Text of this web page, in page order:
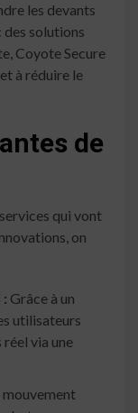
les devants
des solutions
Coyote Secure
à réduire le
de
qui vont
on
Grâce à un
utilisateurs
via une
mouvement